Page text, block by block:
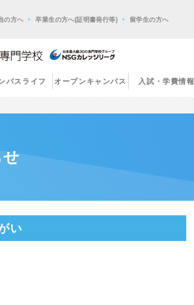
の方へ 卒業生の方へ(証明書発行等) 留学生の方へ
パスライフ オープンキャンパス 入試・学費情報
い